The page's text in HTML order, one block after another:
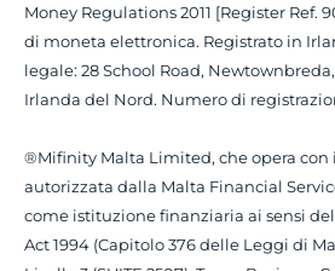
Money Regulations 2011 [Register Ref.
di moneta elettronica. Registrato in
legale: 28 School Road, Newtownbreda,
Irlanda del Nord. Numero di
®Mifinity Malta Limited, che opera con
autorizzata dalla Malta Financial
come istituzione finanziaria ai sensi
Act 1994 (Capitolo 376 delle Leggi di